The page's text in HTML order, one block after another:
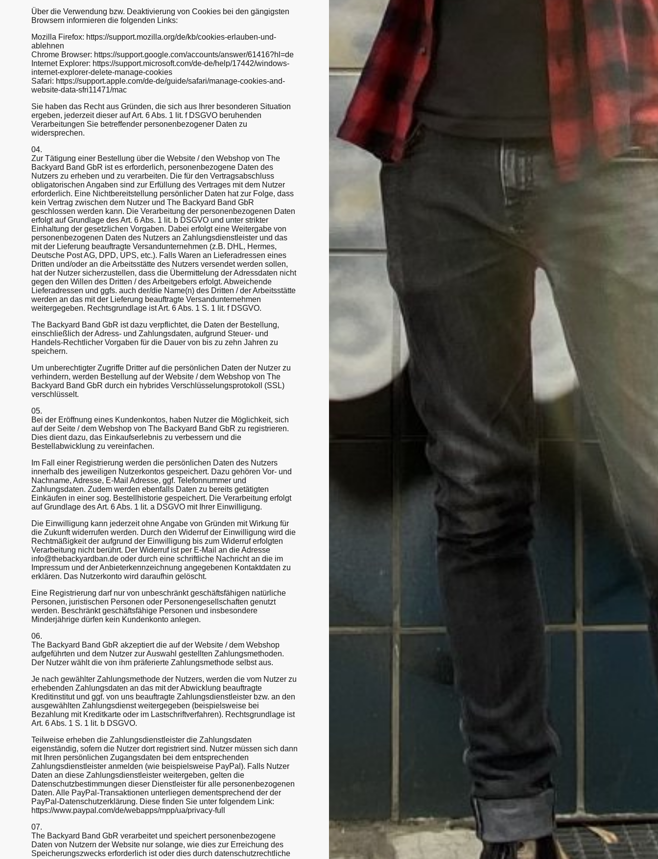
Über die Verwendung bzw. Deaktivierung von Cookies bei den gängigsten
Browsern informieren die folgenden Links:
Mozilla Firefox: https://support.mozilla.org/de/kb/cookies-erlauben-und-
ablehnen
Chrome Browser: https://support.google.com/accounts/answer/61416?hl=de
Internet Explorer: https://support.microsoft.com/de-de/help/17442/windows-
internet-explorer-delete-manage-cookies
Safari: https://support.apple.com/de-de/guide/safari/manage-cookies-and-
website-data-sfri11471/mac
Sie haben das Recht aus Gründen, die sich aus Ihrer besonderen Situation
ergeben, jederzeit dieser auf Art. 6 Abs. 1 lit. f DSGVO beruhenden
Verarbeitungen Sie betreffender personenbezogener Daten zu
widersprechen.
04.
Zur Tätigung einer Bestellung über die Website / den Webshop von The
Backyard Band GbR ist es erforderlich, personenbezogene Daten des
Nutzers zu erheben und zu verarbeiten. Die für den Vertragsabschluss
obligatorischen Angaben sind zur Erfüllung des Vertrages mit dem Nutzer
erforderlich. Eine Nichtbereitstellung persönlicher Daten hat zur Folge, dass
kein Vertrag zwischen dem Nutzer und The Backyard Band GbR
geschlossen werden kann. Die Verarbeitung der personenbezogenen Daten
erfolgt auf Grundlage des Art. 6 Abs. 1 lit. b DSGVO und unter strikter
Einhaltung der gesetzlichen Vorgaben. Dabei erfolgt eine Weitergabe von
personenbezogenen Daten des Nutzers an Zahlungsdienstleister und das
mit der Lieferung beauftragte Versandunternehmen (z.B. DHL, Hermes,
Deutsche Post AG, DPD, UPS, etc.). Falls Waren an Lieferadressen eines
Dritten und/oder an die Arbeitsstätte des Nutzers versendet werden sollen,
hat der Nutzer sicherzustellen, dass die Übermittelung der Adressdaten nicht
gegen den Willen des Dritten / des Arbeitgebers erfolgt. Abweichende
Lieferadressen und ggfs. auch der/die Name(n) des Dritten / der Arbeitsstätte
werden an das mit der Lieferung beauftragte Versandunternehmen
weitergegeben. Rechtsgrundlage ist Art. 6 Abs. 1 S. 1 lit. f DSGVO.
The Backyard Band GbR ist dazu verpflichtet, die Daten der Bestellung,
einschließlich der Adress- und Zahlungsdaten, aufgrund Steuer- und
Handels-Rechtlicher Vorgaben für die Dauer von bis zu zehn Jahren zu
speichern.
Um unberechtigter Zugriffe Dritter auf die persönlichen Daten der Nutzer zu
verhindern, werden Bestellung auf der Website / dem Webshop von The
Backyard Band GbR durch ein hybrides Verschlüsselungsprotokoll (SSL)
verschlüsselt.
05.
Bei der Eröffnung eines Kundenkontos, haben Nutzer die Möglichkeit, sich
auf der Seite / dem Webshop von The Backyard Band GbR zu registrieren.
Dies dient dazu, das Einkaufserlebnis zu verbessern und die
Bestellabwicklung zu vereinfachen.
Im Fall einer Registrierung werden die persönlichen Daten des Nutzers
innerhalb des jeweiligen Nutzerkontos gespeichert. Dazu gehören Vor- und
Nachname, Adresse, E-Mail Adresse, ggf. Telefonnummer und
Zahlungsdaten. Zudem werden ebenfalls Daten zu bereits getätigten
Einkäufen in einer sog. Bestellhistorie gespeichert. Die Verarbeitung erfolgt
auf Grundlage des Art. 6 Abs. 1 lit. a DSGVO mit Ihrer Einwilligung.
Die Einwilligung kann jederzeit ohne Angabe von Gründen mit Wirkung für
die Zukunft widerrufen werden. Durch den Widerruf der Einwilligung wird die
Rechtmäßigkeit der aufgrund der Einwilligung bis zum Widerruf erfolgten
Verarbeitung nicht berührt. Der Widerruf ist per E-Mail an die Adresse
info@thebackyardban.de oder durch eine schriftliche Nachricht an die im
Impressum und der Anbieterkennzeichnung angegebenen Kontaktdaten zu
erklären. Das Nutzerkonto wird daraufhin gelöscht.
Eine Registrierung darf nur von unbeschränkt geschäftsfähigen natürliche
Personen, juristischen Personen oder Personengesellschaften genutzt
werden. Beschränkt geschäftsfähige Personen und insbesondere
Minderjährige dürfen kein Kundenkonto anlegen.
06.
The Backyard Band GbR akzeptiert die auf der Website / dem Webshop
aufgeführten und dem Nutzer zur Auswahl gestellten Zahlungsmethoden.
Der Nutzer wählt die von ihm präferierte Zahlungsmethode selbst aus.
Je nach gewählter Zahlungsmethode der Nutzers, werden die vom Nutzer zu
erhebenden Zahlungsdaten an das mit der Abwicklung beauftragte
Kreditinstitut und ggf. von uns beauftragte Zahlungsdienstleister bzw. an den
ausgewählten Zahlungsdienst weitergegeben (beispielsweise bei
Bezahlung mit Kreditkarte oder im Lastschriftverfahren). Rechtsgrundlage ist
Art. 6 Abs. 1 S. 1 lit. b DSGVO.
Teilweise erheben die Zahlungsdienstleister die Zahlungsdaten
eigenständig, sofern die Nutzer dort registriert sind. Nutzer müssen sich dann
mit Ihren persönlichen Zugangsdaten bei dem entsprechenden
Zahlungsdienstleister anmelden (wie beispielsweise PayPal). Falls Nutzer
Daten an diese Zahlungsdienstleister weitergeben, gelten die
Datenschutzbestimmungen dieser Dienstleister für alle personenbezogenen
Daten. Alle PayPal-Transaktionen unterliegen dementsprechend der der
PayPal-Datenschutzerklärung. Diese finden Sie unter folgendem Link:
https://www.paypal.com/de/webapps/mpp/ua/privacy-full
07.
The Backyard Band GbR verarbeitet und speichert personenbezogene
Daten von Nutzern der Website nur solange, wie dies zur Erreichung des
Speicherungszwecks erforderlich ist oder dies durch datenschutzrechtliche